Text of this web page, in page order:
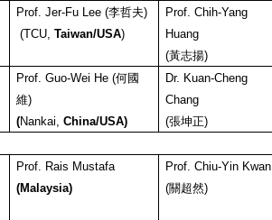
Prof. Jer-Fu Lee (李哲夫)
(TCU, Taiwan/USA)
Prof. Chih-Yang
Huang
(黃志揚)
Prof. Guo-Wei He (何國
維)
(Nankai, China/USA)
Dr. Kuan-Cheng
Chang
(張坤正)
Prof. Rais Mustafa
(Malaysia)
Prof. Chiu-Yin Kwan
(關超然)